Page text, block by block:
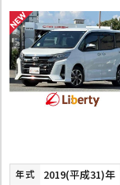
年式 2019(平成31)年